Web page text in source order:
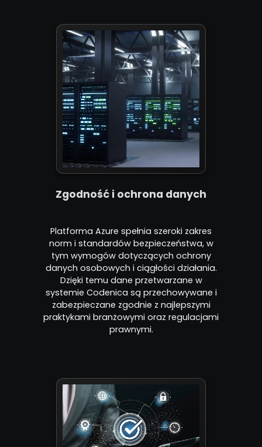
Zgodność i ochrona danych
Platforma Azure spełnia szeroki zakres
norm i standardów bezpieczeństwa, w
tym wymogów dotyczących ochrony
danych osobowych i ciągłości działania.
Dzięki temu dane przetwarzane w
systemie Codenica są przechowywane i
zabezpieczane zgodnie z najlepszymi
praktykami branżowymi oraz regulacjami
prawnymi.